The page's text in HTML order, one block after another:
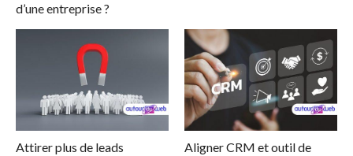
d’une entreprise ?
Attirer plus de leads
Aligner CRM et outil de